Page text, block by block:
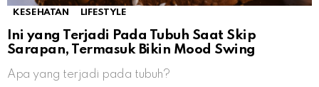
KESEHATAN LIFESTYLE
Ini yang Terjadi Pada Tubuh Saat Skip
Sarapan, Termasuk Bikin Mood Swing
Apa yang terjadi pada tubuh?